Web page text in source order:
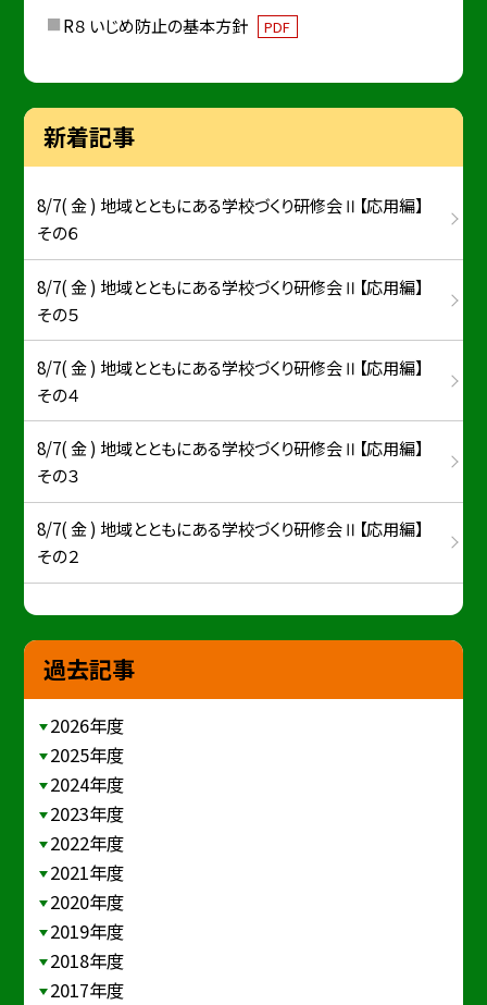
R８ いじめ防止の基本方針 PDF
新着記事
8/7( 金 ) 地域とともにある学校づくり研修会Ⅱ【応用編】
その６
8/7( 金 ) 地域とともにある学校づくり研修会Ⅱ【応用編】
その５
8/7( 金 ) 地域とともにある学校づくり研修会Ⅱ【応用編】
その４
8/7( 金 ) 地域とともにある学校づくり研修会Ⅱ【応用編】
その３
8/7( 金 ) 地域とともにある学校づくり研修会Ⅱ【応用編】
その２
過去記事
2026年度
2025年度
2024年度
2023年度
2022年度
2021年度
2020年度
2019年度
2018年度
2017年度